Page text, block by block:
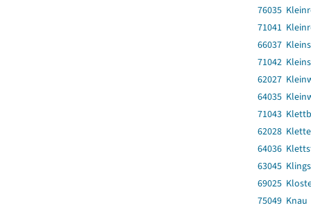
76035
71041
66037
71042
62027
64035
71043
62028
64036
63045 Klings
69025
75049 Knau